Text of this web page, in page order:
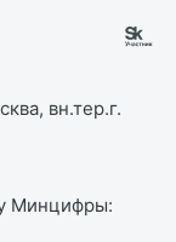
вн.тер.г.
Минцифры: